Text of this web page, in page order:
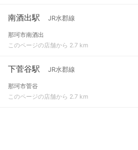
南酒出駅 JR水郡線
那珂市南酒出
このページの店舗から 2.7 km
下菅谷駅 JR水郡線
那珂市菅谷
このページの店舗から 2.7 km